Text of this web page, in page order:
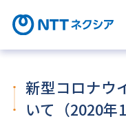
新型コロナウ
いて（2020年